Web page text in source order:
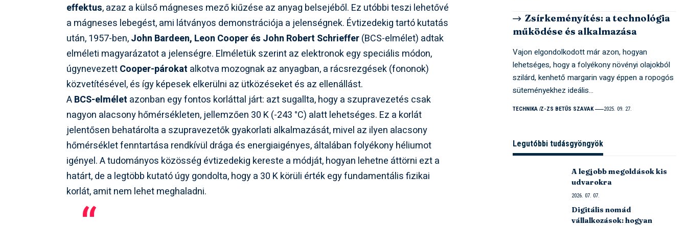
effektus, azaz a külső mágneses mező kiűzése az anyag belsejéből. Ez utóbbi teszi lehetővé
a mágneses lebegést, ami látványos demonstrációja a jelenségnek. Évtizedekig tartó kutatás
után, 1957-ben,John Bardeen, Leon Cooper és John Robert Schrieffer(BCS-elmélet) adtak
elméleti magyarázatot a jelenségre. Elméletük szerint az elektronok egy speciális módon,
úgynevezettCooper-párokat alkotva mozognak az anyagban, a rácsrezgések (fononok)
közvetítésével, és így képesek elkerülni az ütközéseket és az ellenállást.
ABCS-elmélet azonban egy fontos korláttal járt: azt sugallta, hogy a szupravezetés csak
nagyon alacsony hőmérsékleten, jellemzően 30 K (-243 °C) alatt lehetséges. Ez a korlát
jelentősen behatárolta a szupravezetők gyakorlati alkalmazását, mivel az ilyen alacsony
hőmérséklet fenntartása rendkívül drága és energiaigényes, általában folyékony héliumot
igényel. A tudományos közösség évtizedekig kereste a módját, hogyan lehetne áttörni ezt a
határt, de a legtöbb kutató úgy gondolta, hogy a 30 K körüli érték egy fundamentális fizikai
korlát, amit nem lehet meghaladni.
Zsírkeményítés: a technológia
működése és alkalmazása
Vajon elgondolkodott már azon, hogyan
lehetséges, hogy a folyékony növényi olajokból
szilárd, kenhető margarin vagy éppen a ropogós
süteményekhez ideális…
TECHNIKA Z-ZS BETŰS SZAVAK 2025. 09. 27.
Legutóbbi tudásgyöngyök
A legjobb megoldások kis
udvarokra
2026. 07. 07.
Digitális nomád
vállalkozások: hogyan